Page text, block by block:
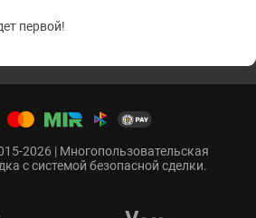
первой!
2026 | Многопользовательская
с системой безопасной сделки.